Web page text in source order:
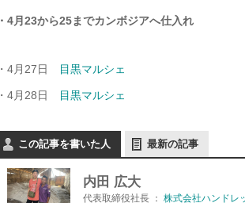
・4月23から25までカンボジアへ仕入れ
・4月27日 目黒マルシェ
・4月28日 目黒マルシェ
この記事を書いた人 最新の記事
内田 広大
代表取締役社長 ： 株式会社ハンドレ